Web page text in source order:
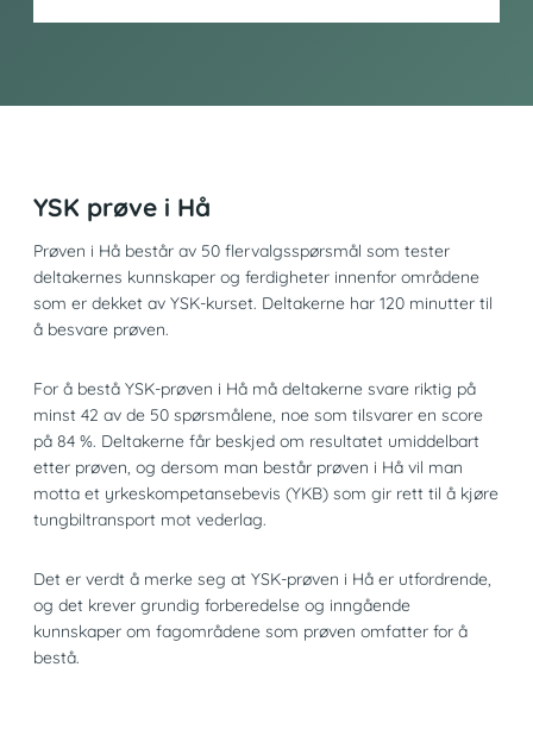
YSK prøve i Hå
Prøven i Hå består av 50 flervalgsspørsmål som tester
deltakernes kunnskaper og ferdigheter innenfor områdene
som er dekket av YSK-kurset. Deltakerne har 120 minutter til
å besvare prøven.
For å bestå YSK-prøven i Hå må deltakerne svare riktig på
minst 42 av de 50 spørsmålene, noe som tilsvarer en score
på 84 %. Deltakerne får beskjed om resultatet umiddelbart
etter prøven, og dersom man består prøven i Hå vil man
motta et yrkeskompetansebevis (YKB) som gir rett til å kjøre
tungbiltransport mot vederlag.
Det er verdt å merke seg at YSK-prøven i Hå er utfordrende,
og det krever grundig forberedelse og inngående
kunnskaper om fagområdene som prøven omfatter for å
bestå.